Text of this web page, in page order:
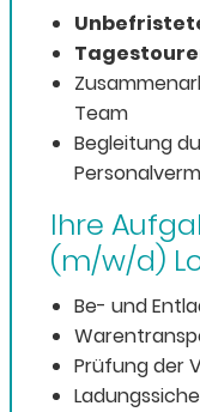
Team
Begleitung
Ihre
(m/w/d)
Be- und
Prüfung der